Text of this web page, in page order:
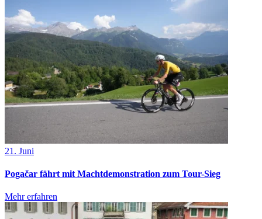
21. Juni
Pogačar fährt mit Machtdemonstration zum Tour-Sieg
Mehr erfahren